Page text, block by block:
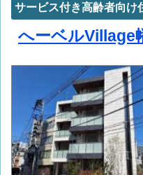
サービス付き高齢者向け
へーベルVillage